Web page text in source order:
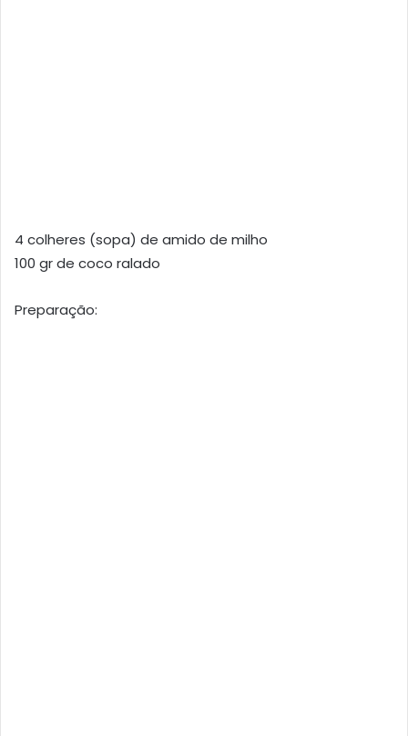
4 colheres (sopa) de amido de milho
100 gr de coco ralado
Preparação: